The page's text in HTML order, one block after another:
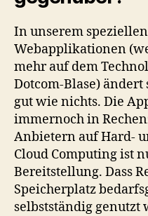
In unserem
Webapplikationen
mehr auf dem
Dotcom-Blase)
gut wie nichts. Die
immernoch in
Anbietern auf Hard-
Cloud Computing ist
Bereitstellung. Dass
Speicherplatz
selbstständig genutzt